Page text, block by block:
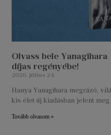
Olvass bele
díjas regényébe!
2026. július 24.
Hanya Yanagihara megrázó,
kis élet új kiadásban jelent
Tovább olvasom »